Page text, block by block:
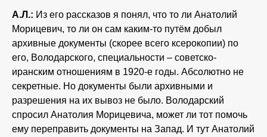
А.Л.: Из его рассказов я понял, что то ли Анатолий
Морицевич, то ли он сам каким-то путём добыл
архивные документы (скорее всего ксерокопии) по
его, Володарского, специальности – советско-
иранским отношениям в 1920-е годы. Абсолютно не
секретные. Но документы были архивными и
разрешения на их вывоз не было. Володарский
спросил Анатолия Морицевича, может ли тот помочь
ему переправить документы на Запад. И тут Анатолий